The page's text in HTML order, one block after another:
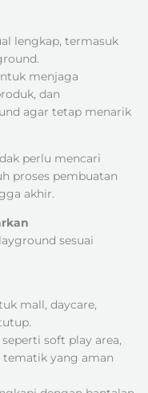
lengkap, termasuk
menjaga
dan
agar tetap menarik
perlu mencari
proses pembuatan
akhir.
sesuai
mall, daycare,
soft play area,
tematik yang aman